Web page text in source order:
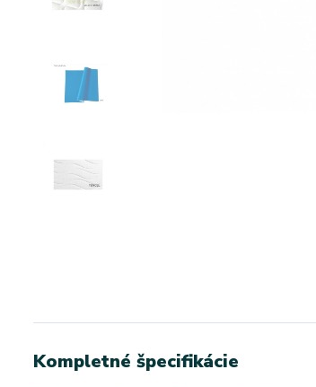
Kompletné špecifikácie